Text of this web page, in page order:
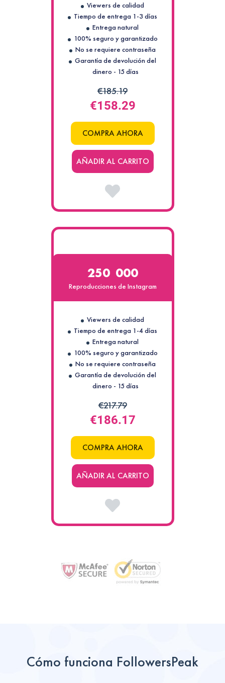
Viewers de calidad
Tiempo de entrega 1-3 días
Entrega natural
100% seguro y garantizado
No se requiere contraseña
Garantía de devolución del
dinero - 15 días
€185.19
€158.29
COMPRA AHORA
AÑADIR AL CARRITO
250 000
Reproducciones de Instagram
Viewers de calidad
Tiempo de entrega 1-4 días
Entrega natural
100% seguro y garantizado
No se requiere contraseña
Garantía de devolución del
dinero - 15 días
€217.79
€186.17
COMPRA AHORA
AÑADIR AL CARRITO
Cómo funciona FollowersPeak